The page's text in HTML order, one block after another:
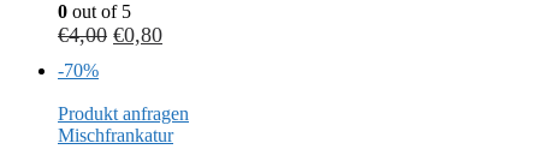
0 out of 5
€4,00 €0,80
-70%
Produkt anfragen
Mischfrankatur